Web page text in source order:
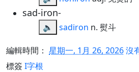
sad-iron-
🔈 sadiron n. 熨斗
編輯時間： 星期一, 1月 26, 2026沒
標簽 I字根